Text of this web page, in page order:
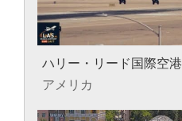
ハリー・リード国際空港
アメリカ